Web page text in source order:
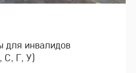
для инвалидов
С, Г, У)